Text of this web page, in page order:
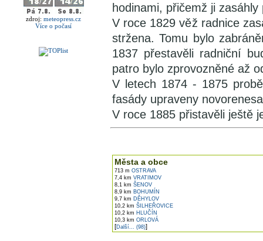
zdroj: meteopress.cz
Více o počasí
hodinami, přičemž ji
V roce 1829 věž radnice
stržena. Tomu bylo
1837 přestavěli radniční
patro bylo zprovozněné až
V letech 1874 - 1875
fasády upraveny
V roce 1885 přistavěli ještě
Města a obce
713 m OSTRAVA
7,4 km VRATIMOV
8,1 km ŠENOV
8,9 km BOHUMÍN
9,7 km DĚHYLOV
10,2 km ŠILHEŘOVICE
10,2 km HLUČÍN
10,3 km ORLOVÁ
[Další... (98)]